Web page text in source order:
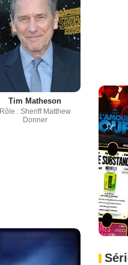
Tim Matheson
Rôle : Sheriff Matthew
Donner